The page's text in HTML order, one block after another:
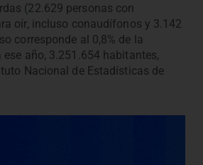
(22.629 personas con
oír, incluso conaudífonos y 3.142
corresponde al 0,8% de la
año, 3.251.654 habitantes,
Nacional de Estadísticas de